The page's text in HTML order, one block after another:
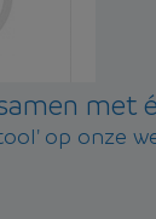
met
op onze